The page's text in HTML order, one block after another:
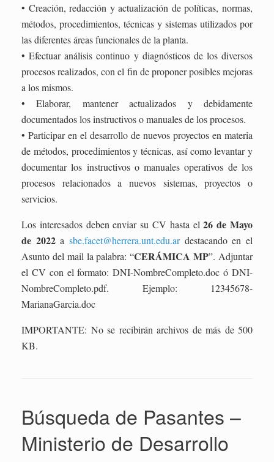
• Creación, redacción y actualización de políticas, normas,
métodos, procedimientos, técnicas y sistemas utilizados por
las diferentes áreas funcionales de la planta.
• Efectuar análisis continuo y diagnósticos de los diversos
procesos realizados, con el fin de proponer posibles mejoras
a los mismos.
• Elaborar, mantener actualizados y debidamente
documentados los instructivos o manuales de los procesos.
• Participar en el desarrollo de nuevos proyectos en materia
de métodos, procedimientos y técnicas, así como levantar y
documentar los instructivos o manuales operativos de los
procesos relacionados a nuevos sistemas, proyectos o
servicios.
Los interesados deben enviar su CV hasta el26 de Mayo
de 2022asbe.facet@herrera.unt.edu.ardestacando en el
Asunto del mail la palabra: “CERÁMICA MP”. Adjuntar
el CV con el formato: DNI-NombreCompleto.doc ó DNI-
NombreCompleto.pdf. Ejemplo: 12345678-
MarianaGarcia.doc
IMPORTANTE: No se recibirán archivos de más de 500
KB.
Búsqueda de Pasantes –
Ministerio de Desarrollo